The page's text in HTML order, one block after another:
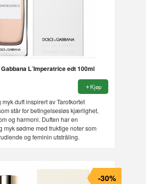
L´Imperatrice edt 100ml
Kjøp
myk duft inspirert av Tarotkortet
står for betingelsesløs kjærlighet,
og harmoni. Duften har en
myk sødme med fruktige noter som
og feminin utstråling.
-30%